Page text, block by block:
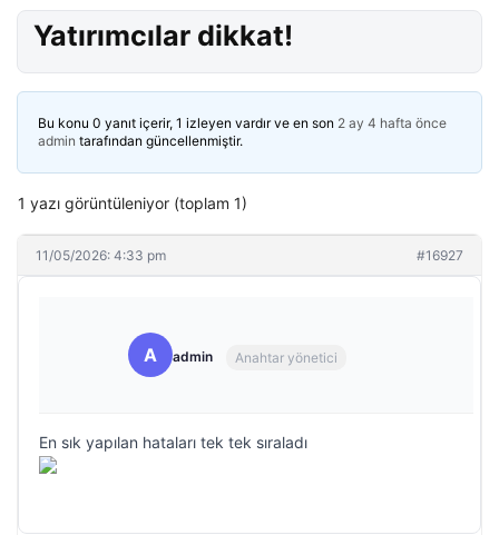
Yatırımcılar dikkat!
Bu konu 0 yanıt içerir, 1 izleyen vardır ve en son 2 ay 4 hafta önce
admin tarafından güncellenmiştir.
1 yazı görüntüleniyor (toplam 1)
11/05/2026: 4:33 pm #16927
A admin Anahtar yönetici
En sık yapılan hataları tek tek sıraladı